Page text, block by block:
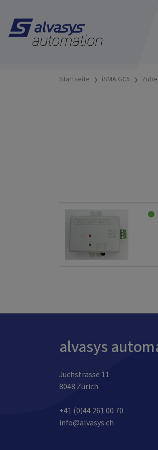
Startseite iSMA GC5
alvasys
Juchstrasse 11
8048 Zürich
+41 (0)44 261 00 70
info@alvasys.ch